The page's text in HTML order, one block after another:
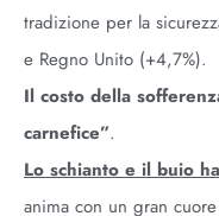
tradizione per la
e Regno Unito (+4,7%).
Il costo della
carnefice”.
Lo schianto e il buio
anima con un gran